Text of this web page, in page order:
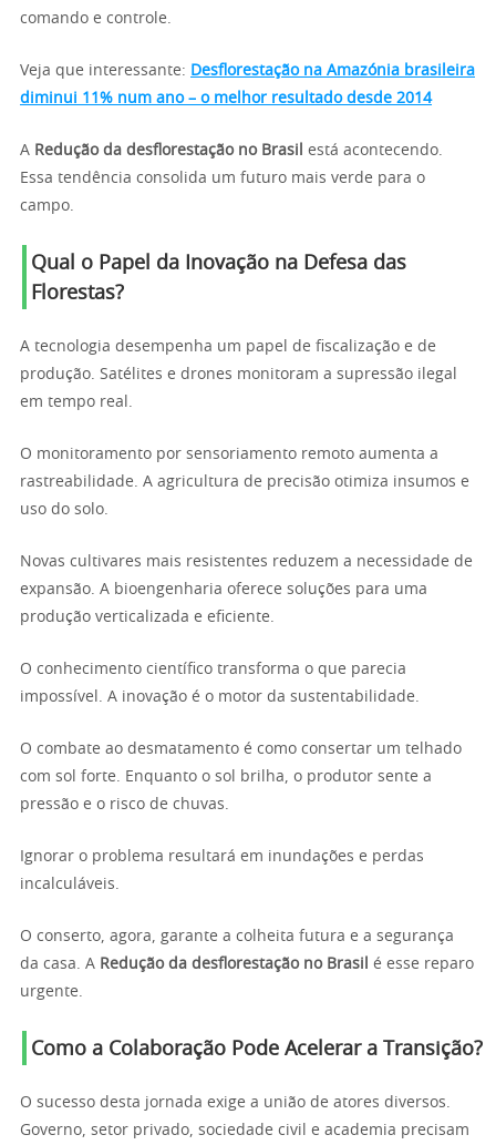
comando e controle.
Veja que interessante: Desflorestação na Amazónia brasileira
diminui 11% num ano – o melhor resultado desde 2014
A Redução da desflorestação no Brasil
está acontecendo.
Essa tendência consolida um futuro mais verde para o
campo.
Qual o Papel da Inovação na Defesa das
Florestas?
A tecnologia desempenha um papel de fiscalização e de
produção. Satélites e drones monitoram a supressão ilegal
em tempo real.
O monitoramento por sensoriamento remoto aumenta a
rastreabilidade. A agricultura de precisão otimiza insumos e
uso do solo.
Novas cultivares mais resistentes reduzem a necessidade de
expansão. A bioengenharia oferece soluções para uma
produção verticalizada e eficiente.
O conhecimento científico transforma o que parecia
impossível. A inovação é o motor da sustentabilidade.
O combate ao desmatamento é como consertar um telhado
com sol forte. Enquanto o sol brilha, o produtor sente a
pressão e o risco de chuvas.
Ignorar o problema resultará em inundações e perdas
incalculáveis.
O conserto, agora, garante a colheita futura e a segurança
da casa. A Redução da desflorestação no Brasil
é esse reparo
urgente.
Como a Colaboração Pode Acelerar a Transição?
O sucesso desta jornada exige a união de atores diversos.
Governo, setor privado, sociedade civil e academia precisam